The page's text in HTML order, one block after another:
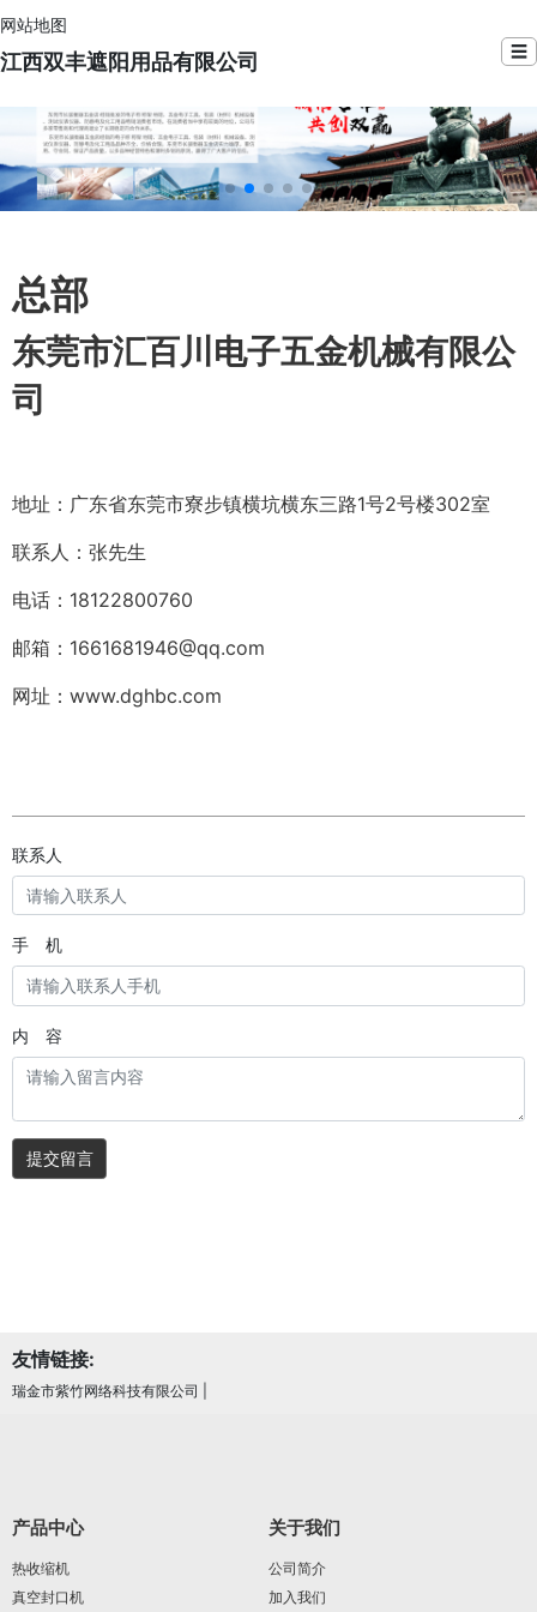
网站地图
江西双丰遮阳用品有限公司 ☰
总部
东莞市汇百川电子五金机械有限公
司
地址：广东省东莞市寮步镇横坑横东三路1号2号楼302室
联系人：张先生
电话：18122800760
邮箱：1661681946@qq.com
网址：www.dghbc.com
联系人
手 机
内 容
提交留言
友情链接:
瑞金市紫竹网络科技有限公司
产品中心
热收缩机
真空封口机
关于我们
公司简介
加入我们